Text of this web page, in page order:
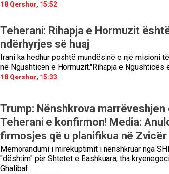
18 Qershor, 15:52
Teherani: Rihapja e Hormuzit
ndërhyrjes së huaj
Irani ka hedhur poshtë mundësinë e një misioni
në Ngushticën e Hormuzit."Rihapja e Ngushticës
18 Qershor, 15:33
Trump: Nënshkrova marrëveshjen
Teherani e konfirmon! Media:
firmosjes që u planifikua në Zvicër
Memorandumi i mirëkuptimit i nënshkruar nga
"dështim" për Shtetet e Bashkuara, tha
Ghalibaf.